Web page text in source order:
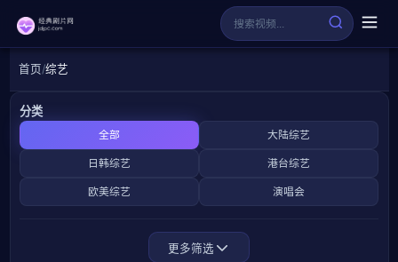
首页 综艺
分类
全部 大陆综艺
日韩综艺 港台综艺
欧美综艺 演唱会
更多筛选